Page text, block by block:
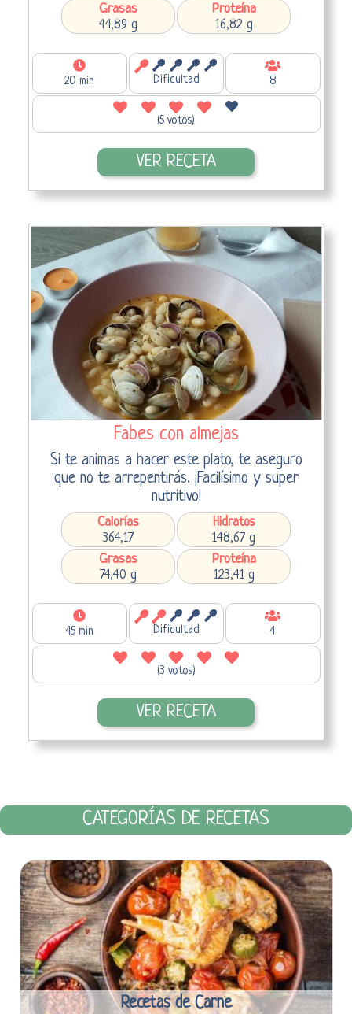
Grasas
44,89 g
Proteína
16,82 g
20 min Dificultad 8
(5 votos)
VER RECETA
Fabes con almejas
Si te animas a hacer este plato, te aseguro
que no te arrepentirás. ¡Facilísimo y super
nutritivo!
Calorías
364,17
Hidratos
148,67 g
Grasas
74,40 g
Proteína
123,41 g
45 min Dificultad 4
(3 votos)
VER RECETA
CATEGORÍAS DE RECETAS
Recetas de Carne